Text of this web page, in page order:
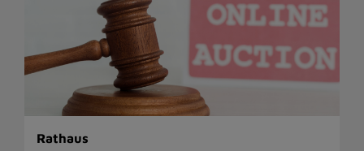
Rathaus